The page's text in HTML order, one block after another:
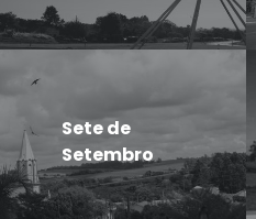
Sete de
Setembro